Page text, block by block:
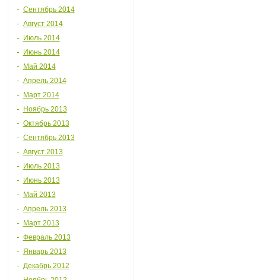
Сентябрь 2014
Август 2014
Июль 2014
Июнь 2014
Май 2014
Апрель 2014
Март 2014
Ноябрь 2013
Октябрь 2013
Сентябрь 2013
Август 2013
Июль 2013
Июнь 2013
Май 2013
Апрель 2013
Март 2013
Февраль 2013
Январь 2013
Декабрь 2012